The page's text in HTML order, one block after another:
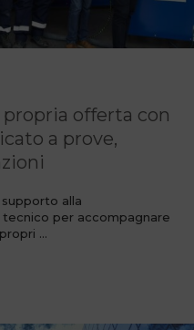
propria offerta con
a prove,
alla
per accompagnare
…